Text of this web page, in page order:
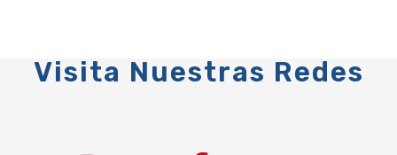
Visita Nuestras Redes